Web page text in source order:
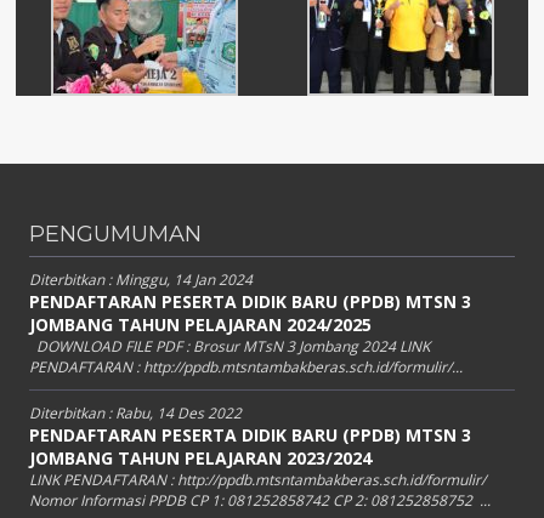
PENGUMUMAN
Diterbitkan :Minggu, 14 Jan 2024
PENDAFTARAN PESERTA DIDIK BARU (PPDB) MTSN 3
JOMBANG TAHUN PELAJARAN 2024/2025
DOWNLOAD FILE PDF : Brosur MTsN 3 Jombang 2024 LINK
PENDAFTARAN : http://ppdb.mtsntambakberas.sch.id/formulir/...
Diterbitkan :Rabu, 14 Des 2022
PENDAFTARAN PESERTA DIDIK BARU (PPDB) MTSN 3
JOMBANG TAHUN PELAJARAN 2023/2024
LINK PENDAFTARAN : http://ppdb.mtsntambakberas.sch.id/formulir/
Nomor Informasi PPDB CP 1: 081252858742 CP 2: 081252858752 ...